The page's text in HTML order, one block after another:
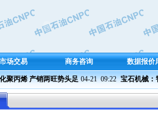
市场交易 商务咨询 数据报价
烯 产销两旺势头足 04-21  09:22 宝石机械：智